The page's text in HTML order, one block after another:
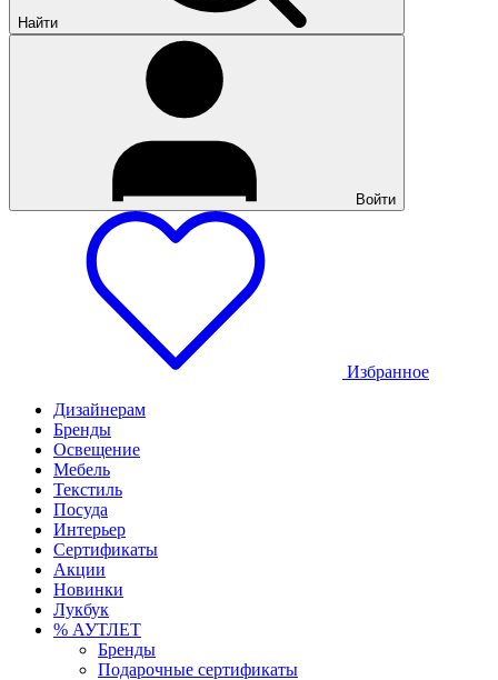
Найти
Войти
Избранное
Дизайнерам
Бренды
Освещение
Мебель
Текстиль
Посуда
Интерьер
Сертификаты
Акции
Новинки
Лукбук
% АУТЛЕТ
Бренды
Подарочные сертификаты